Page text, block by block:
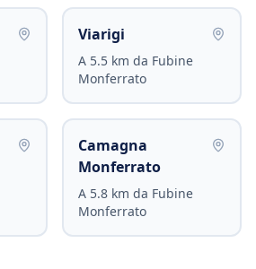
Viarigi
A 5.5 km da Fubine
Monferrato
Camagna
Monferrato
A 5.8 km da Fubine
Monferrato